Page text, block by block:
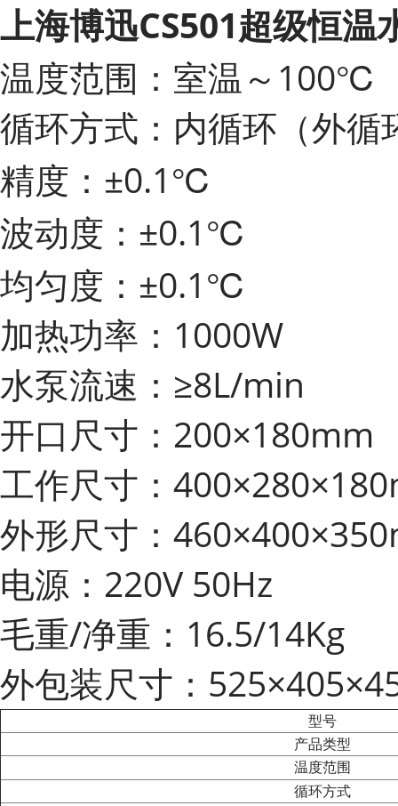
上海博迅CS501超级恒温
温度范围：室温～100℃
循环方式：内循环（外循
精度：±0.1℃
波动度：±0.1℃
均匀度：±0.1℃
加热功率：1000W
水泵流速：≥8L/min
开口尺寸：200×180mm
工作尺寸：
外形尺寸：
电源：220V 50Hz
毛重/净重：16.5/14Kg
外包装尺寸：
型号
产品类型
温度范围
循环方式